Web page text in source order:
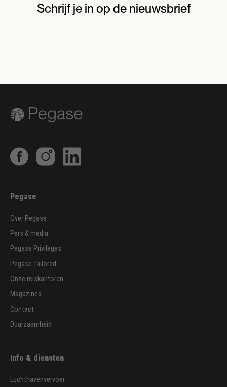
Schrijf je in op de nieuwsbrief
Pegase
Over Pegase
Pers & media
Pegase Privileges
Pegase Tailored
Onze reiskantoren
Magazines
Contact
Duurzaamheid
Info & diensten
Luchthavenvervoer